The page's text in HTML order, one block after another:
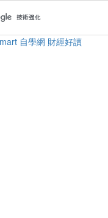
自學網 財經好讀